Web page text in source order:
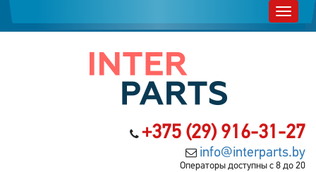
+375 (29) 916-31-27
info@interparts.by
Операторы доступны с 8 до 20